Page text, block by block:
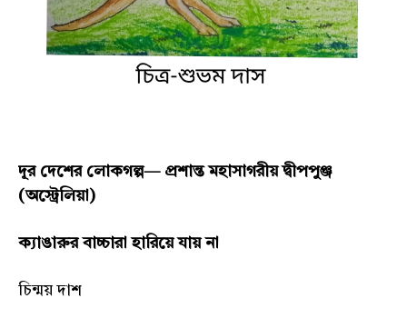
দূর দেশের লোকগল্প— প্রশান্ত মহাসাগরীয় দ্বীপপুঞ্জ
(অস্ট্রেলিয়া)
ক্যাঙারুর বাচ্চারা হারিয়ে যায় না
চিন্ময় দাশ